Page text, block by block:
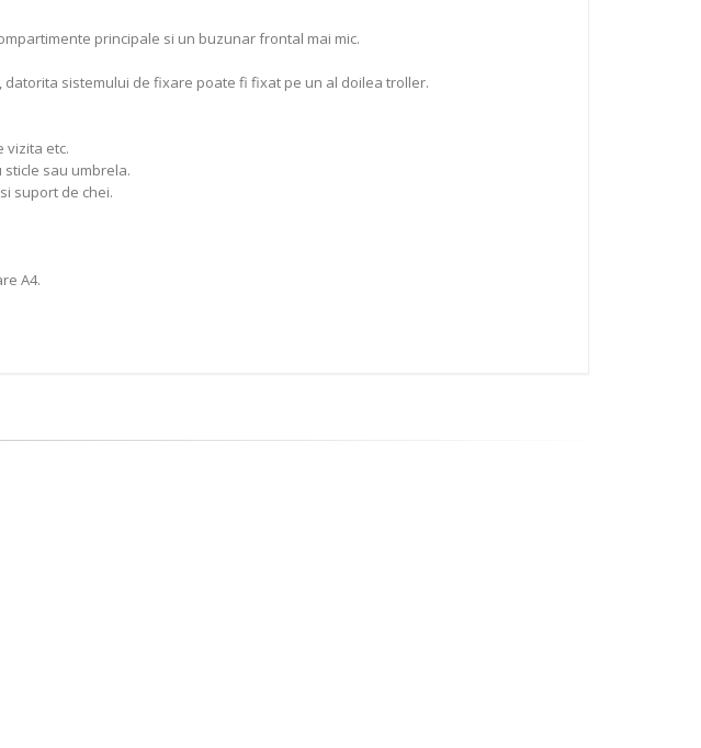
principale si un buzunar frontal mai mic.
sistemului de fixare poate fi fixat pe un al doilea troller.
vizita etc.
sau umbrela.
suport de chei.
A4.